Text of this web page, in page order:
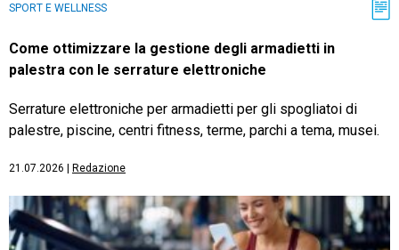
SPORT E WELLNESS
Come ottimizzare la gestione degli armadietti in
palestra con le serrature elettroniche
Serrature elettroniche per armadietti per gli spogliatoi di
palestre, piscine, centri fitness, terme, parchi a tema, musei.
21.07.2026 Redazione